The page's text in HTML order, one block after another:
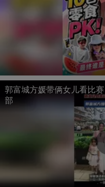
郭富城方媛带俩女儿看比
部